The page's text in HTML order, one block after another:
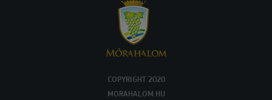
COPYRIGHT 2020
MORAHALOM.HU